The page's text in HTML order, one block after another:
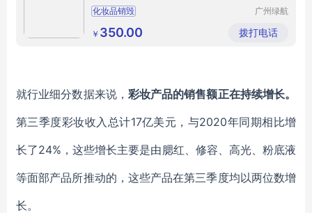
化妆品销毁
广州绿航
有限公司
￥ 350.00 拨打电话
就行业细分数据来说， 彩妆产品的销售额正在持续增长。
第三季度彩妆收入总计17亿美元， 与2020年同期相比增
长了24%，这些增长主要是由腮红、 修容、高光、 粉底液
等面部产品所推动的 ，这些产品在第三季度均以两位数增
长。